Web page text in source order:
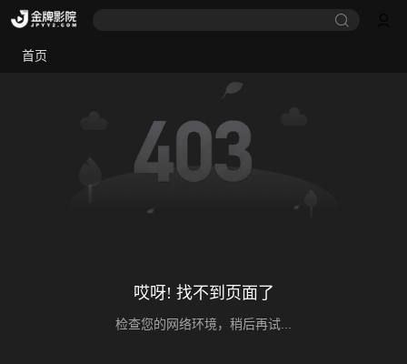
首页
哎呀! 找不到页面了
检查您的网络环境，稍后再试...